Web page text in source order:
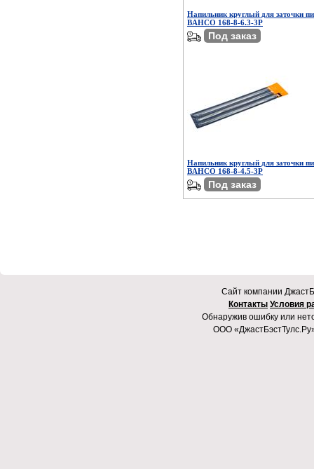
Напильник круглый для заточки
BAHCO 168-8-6.3-3P
Под заказ
Напильник круглый для заточки
BAHCO 168-8-4.5-3P
Под заказ
Cайт компании
Контакты Условия
Обнаружив ошибку или
ООО